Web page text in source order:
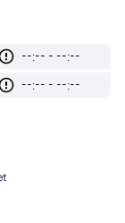
--:-- - --:--
--:-- - --:--